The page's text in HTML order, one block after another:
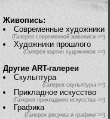
Живопись:
Современные художники
(Галерея современной живописи >>)
Художники прошлого
(Галерея картин художников >>)
Другие ART-галереи
Скульптура
(Галерея скульптуры >>)
Прикладное искусство
(Галерея прикладного искусства >>)
Графика
(Галерея рисунка и графики >>)